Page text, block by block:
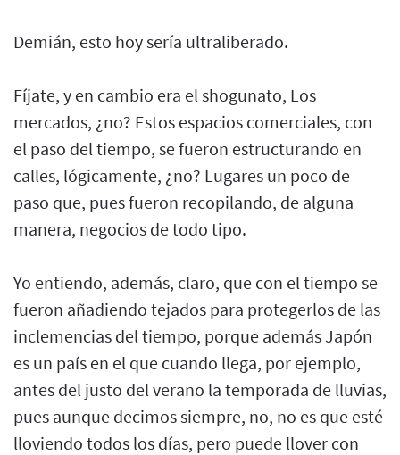
Demián, esto hoy sería ultraliberado.
Fíjate, y en cambio era el shogunato, Los
mercados, ¿no? Estos espacios comerciales, con
el paso del tiempo, se fueron estructurando en
calles, lógicamente, ¿no? Lugares un poco de
paso que, pues fueron recopilando, de alguna
manera, negocios de todo tipo.
Yo entiendo, además, claro, que con el tiempo se
fueron añadiendo tejados para protegerlos de las
inclemencias del tiempo, porque además Japón
es un país en el que cuando llega, por ejemplo,
antes del justo del verano la temporada de lluvias,
pues aunque decimos siempre, no, no es que esté
lloviendo todos los días, pero puede llover con